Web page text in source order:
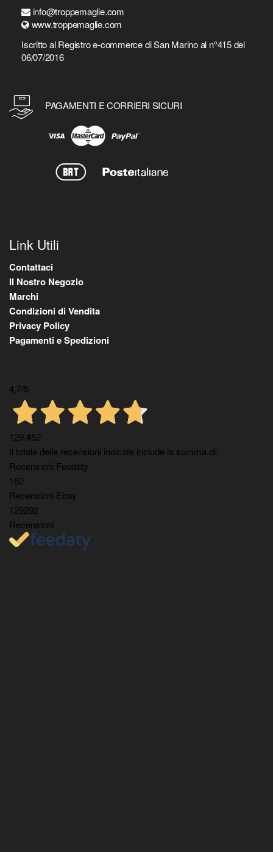
info@troppemaglie.com
www.troppemaglie.com
Iscritto al Registro e-commerce di San Marino al n°415 del
06/07/2016
PAGAMENTI E CORRIERI SICURI
Link Utili
Contattaci
Il Nostro Negozio
Marchi
Condizioni di Vendita
Privacy Policy
Pagamenti e Spedizioni
4,7/5
129.452
Il totale delle recensioni indicate include la somma di:
Recensioni Feedaty
160
Recensioni Ebay
129292
Recensioni